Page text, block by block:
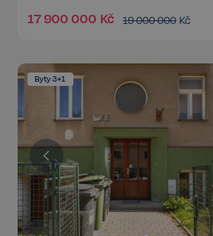
17 900 000 Kč 19 000 000 Kč
Byty 3+1